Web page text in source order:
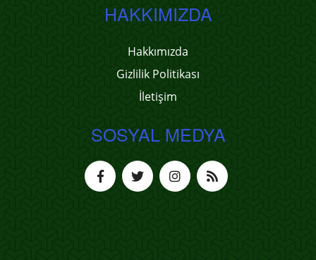
HAKKIMIZDA
Hakkımızda
Gizlilik Politikası
İletişim
SOSYAL MEDYA